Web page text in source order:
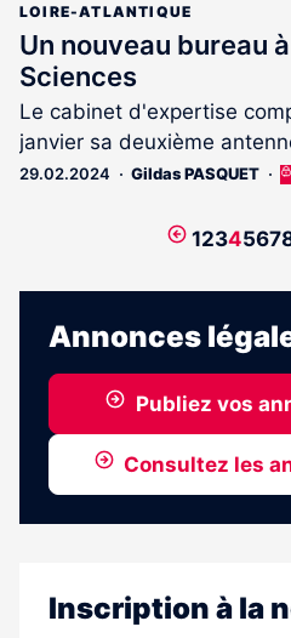
LOIRE-ATLANTIQUE
Un nouveau bureau
Sciences
Le cabinet d'expertise
janvier sa deuxième
29.02.2024 Gildas PASQUET
Page
1234567
Annonces
Publiez vos
Consultez les
Inscription à la